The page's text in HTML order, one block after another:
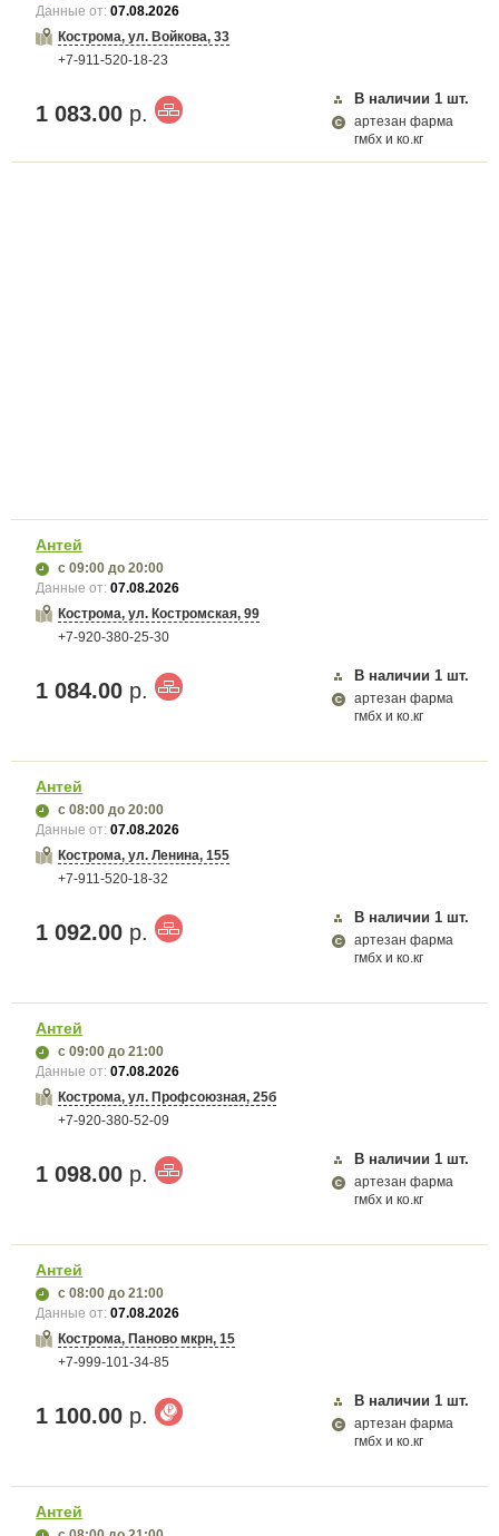
Данные от:07.08.2026
Кострома, ул. Войкова, 33
+7-911-520-18-23
1 083.00 р.
В наличии 1 шт.
артезан фарма
гмбх и ко.кг
Антей
с 09:00 до 20:00
Данные от:07.08.2026
Кострома, ул. Костромская, 99
+7-920-380-25-30
1 084.00 р.
В наличии 1 шт.
артезан фарма
гмбх и ко.кг
Антей
с 08:00 до 20:00
Данные от:07.08.2026
Кострома, ул. Ленина, 155
+7-911-520-18-32
1 092.00 р.
В наличии 1 шт.
артезан фарма
гмбх и ко.кг
Антей
с 09:00 до 21:00
Данные от:07.08.2026
Кострома, ул. Профсоюзная, 25б
+7-920-380-52-09
1 098.00 р.
В наличии 1 шт.
артезан фарма
гмбх и ко.кг
Антей
с 08:00 до 21:00
Данные от:07.08.2026
Кострома, Паново мкрн, 15
+7-999-101-34-85
1 100.00 р.
В наличии 1 шт.
артезан фарма
гмбх и ко.кг
Антей